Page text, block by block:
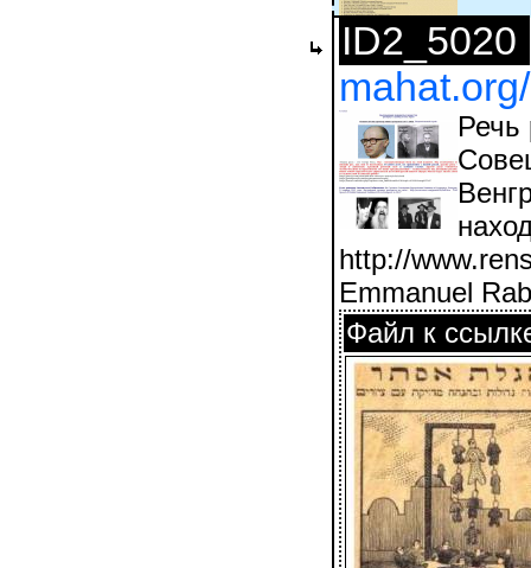
ID2_5020
http://
Emmanuel
Файл к